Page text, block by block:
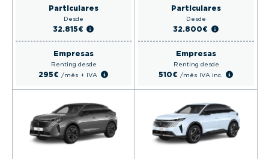
Particulares
Desde
32.815€
Empresas
Renting desde
295€ /mês + IVA
Particulares
Desde
32.800€
Empresas
Renting desde
510€ /mês IVA inc.